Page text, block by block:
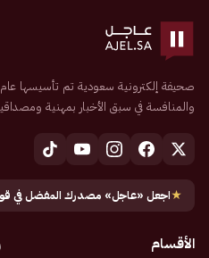
والمنافسة في سبق الأخبار بمهنية
★اجعل «عاجل» مصدرك المفضل في
الأقسام